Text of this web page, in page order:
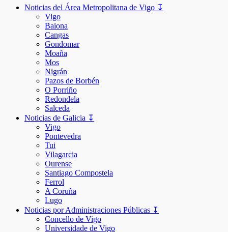
Noticias del Área Metropolitana de Vigo ↧
Vigo
Baiona
Cangas
Gondomar
Moaña
Mos
Nigrán
Pazos de Borbén
O Porriño
Redondela
Salceda
Noticias de Galicia ↧
Vigo
Pontevedra
Tui
Vilagarcia
Ourense
Santiago Compostela
Ferrol
A Coruña
Lugo
Noticias por Administraciones Públicas ↧
Concello de Vigo
Universidade de Vigo